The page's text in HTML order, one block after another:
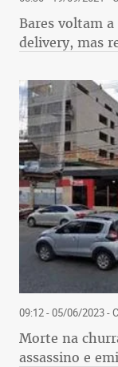
Bares voltam
delivery, mas
09:12 - 05/06/2023-
Morte na
assassino e